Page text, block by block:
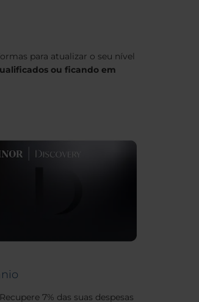
para atualizar o seu nível
ou ficando em
Recupere 7% das suas despesas